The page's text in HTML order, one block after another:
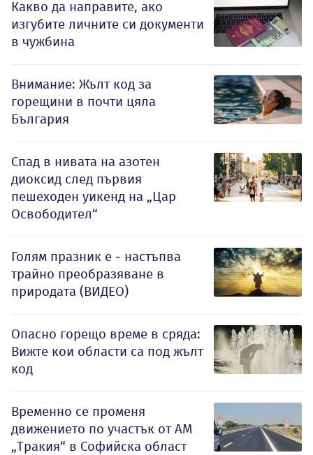
Какво да направите, ако
изгубите личните си документи
в чужбина
Внимание: Жълт код за
горещини в почти цяла
България
Спад в нивата на азотен
диоксид след първия
пешеходен уикенд на „Цар
Освободител“
Голям празник е - настъпва
трайно преобразяване в
природата (ВИДЕО)
Опасно горещо време в сряда:
Вижте кои области са под жълт
код
Временно се променя
движението по участък от АМ
„Тракия“ в Софийска област